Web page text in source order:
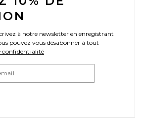
à notre newsletter en enregistrant
pouvez vous désabonner à tout
confidentialité